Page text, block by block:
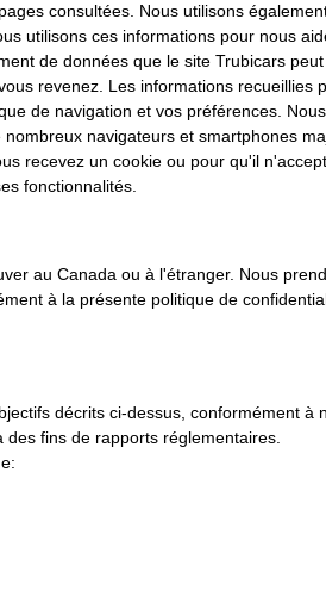
consultées. Nous utilisons
utilisons ces informations pour nous
de données que le site Trubicars
revenez. Les informations recueillies
de navigation et vos préférences.
navigateurs et smartphones
recevez un cookie ou pour qu'il
fonctionnalités.
au Canada ou à l'étranger. Nous
à la présente politique de
décrits ci-dessus, conformément
fins de rapports réglementaires.